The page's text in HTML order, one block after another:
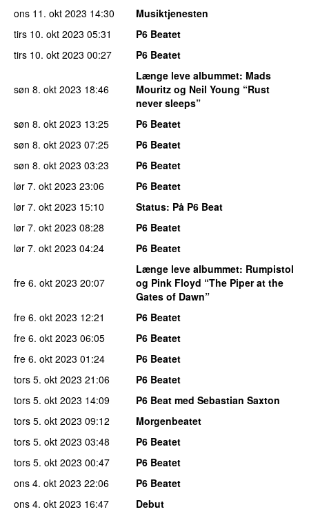
ons 11. okt 2023 14:30
Musiktjenesten
tirs 10. okt 2023 05:31
P6 Beatet
tirs 10. okt 2023 00:27 P6 Beatet
søn 8. okt 2023 18:46
Længe leve albummet: Mads
Mouritz og Neil Young “Rust
never sleeps”
søn 8. okt 2023 13:25
P6 Beatet
søn 8. okt 2023 07:25
P6 Beatet
søn 8. okt 2023 03:23
P6 Beatet
lør 7. okt 2023 23:06
P6 Beatet
lør 7. okt 2023 15:10 Status: På P6 Beat
lør 7. okt 2023 08:28
P6 Beatet
lør 7. okt 2023 04:24 P6 Beatet
fre 6. okt 2023 20:07
Længe leve albummet: Rumpistol
og Pink Floyd “The Piper at the
Gates of Dawn”
fre 6. okt 2023 12:21
P6 Beatet
fre 6. okt 2023 06:05
P6 Beatet
fre 6. okt 2023 01:24
P6 Beatet
tors 5. okt 2023 21:06
P6 Beatet
tors 5. okt 2023 14:09
P6 Beat med Sebastian Saxton
tors 5. okt 2023 09:12
Morgenbeatet
tors 5. okt 2023 03:48
P6 Beatet
tors 5. okt 2023 00:47
P6 Beatet
ons 4. okt 2023 22:06
P6 Beatet
ons 4. okt 2023 16:47
Debut